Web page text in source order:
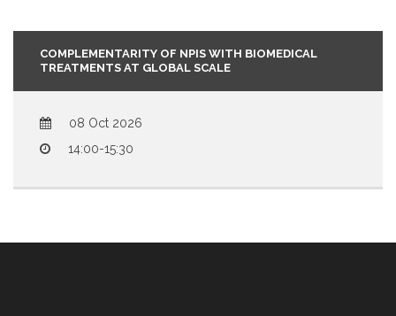
COMPLEMENTARITY OF NPIS WITH BIOMEDICAL
TREATMENTS AT GLOBAL SCALE
08 Oct 2026
14:00-15:30